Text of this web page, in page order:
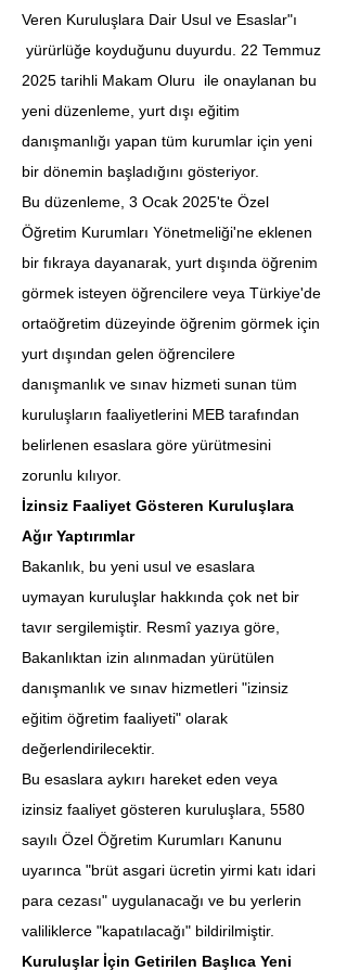
Veren Kuruluşlara Dair Usul ve Esaslar"ı
yürürlüğe koyduğunu duyurdu. 22 Temmuz
2025 tarihli Makam Oluru  ile onaylanan bu
yeni düzenleme, yurt dışı eğitim
danışmanlığı yapan tüm kurumlar için yeni
bir dönemin başladığını gösteriyor.
Bu düzenleme, 3 Ocak 2025'te Özel
Öğretim Kurumları Yönetmeliği'ne eklenen
bir fıkraya dayanarak, yurt dışında öğrenim
görmek isteyen öğrencilere veya Türkiye'de
ortaöğretim düzeyinde öğrenim görmek için
yurt dışından gelen öğrencilere
danışmanlık ve sınav hizmeti sunan tüm
kuruluşların faaliyetlerini MEB tarafından
belirlenen esaslara göre yürütmesini
zorunlu kılıyor.
İzinsiz Faaliyet Gösteren Kuruluşlara
Ağır Yaptırımlar
Bakanlık, bu yeni usul ve esaslara
uymayan kuruluşlar hakkında çok net bir
tavır sergilemiştir. Resmî yazıya göre,
Bakanlıktan izin alınmadan yürütülen
danışmanlık ve sınav hizmetleri "izinsiz
eğitim öğretim faaliyeti" olarak
değerlendirilecektir.
Bu esaslara aykırı hareket eden veya
izinsiz faaliyet gösteren kuruluşlara, 5580
sayılı Özel Öğretim Kurumları Kanunu
uyarınca "brüt asgari ücretin yirmi katı idari
para cezası" uygulanacağı ve bu yerlerin
valiliklerce "kapatılacağı" bildirilmiştir.
Kuruluşlar İçin Getirilen Başlıca Yeni